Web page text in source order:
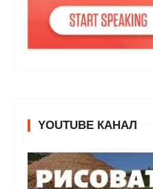
YOUTUBE КАНАЛ